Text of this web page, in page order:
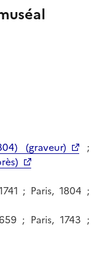
(graveur)
;
; Paris, 1804 ;
; Paris, 1743 ;